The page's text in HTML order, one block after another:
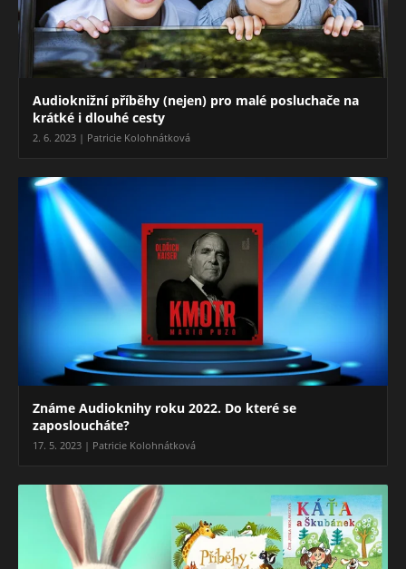
Audioknižní příběhy (nejen) pro malé posluchače na
krátké i dlouhé cesty
2. 6. 2023 | Patricie Kolohnátková
Známe Audioknihy roku 2022. Do které se
zaposloucháte?
17. 5. 2023 | Patricie Kolohnátková